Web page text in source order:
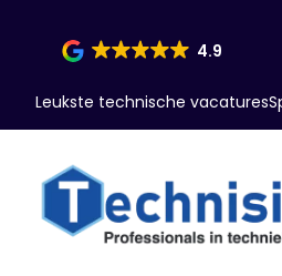
4.9
Leukste technische vacatures